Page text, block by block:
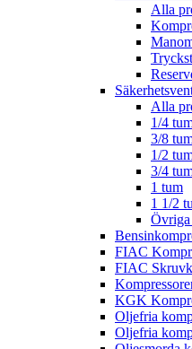
Alla
Alla
1/4
3/8
1/2
3/4
1 tum
1 1/2
FIAC
FIAC
KGK
Oljefria
Oljefria